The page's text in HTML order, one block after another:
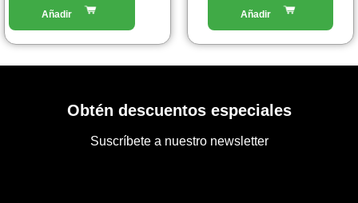
Obtén descuentos especiales
Suscríbete a nuestro newsletter